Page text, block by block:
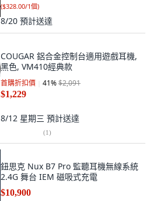
($328.00/1個)
8/20 預計送達
COUGAR 鋁合金控制台適用遊戲耳機,
黑色, VM410經典款
首購折扣價 41%$2,091
$1,229
8/12 星期三 預計送達
(1)
鈕思克 Nux B7 Pro 監聽耳機無線系統
2.4G 舞台 IEM 磁吸式充電
$10,900